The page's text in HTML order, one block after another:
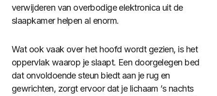
verwijderen van overbodige elektronica uit de
slaapkamer helpen al enorm.
Wat ook vaak over het hoofd wordt gezien, is het
oppervlak waarop je slaapt. Een doorgelegen bed
dat onvoldoende steun biedt aan je rug en
gewrichten, zorgt ervoor dat je lichaam ’s nachts